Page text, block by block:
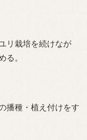
リ栽培を続けなが
。
播種・植え付けをす